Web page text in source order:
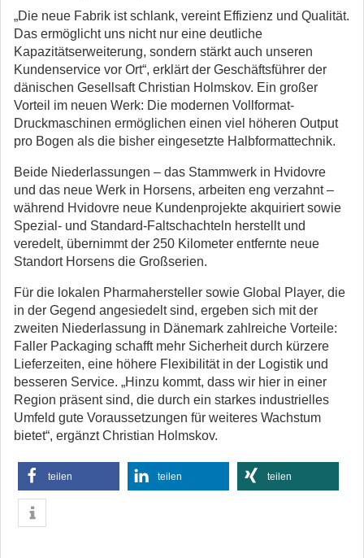
„Die neue Fabrik ist schlank, vereint Effizienz und Qualität.
Das ermöglicht uns nicht nur eine deutliche
Kapazitätserweiterung, sondern stärkt auch unseren
Kundenservice vor Ort“, erklärt der Geschäftsführer der
dänischen Gesellsaft Christian Holmskov. Ein großer
Vorteil im neuen Werk: Die modernen Vollformat-
Druckmaschinen ermöglichen einen viel höheren Output
pro Bogen als die bisher eingesetzte Halbformattechnik.
Beide Niederlassungen – das Stammwerk in Hvidovre
und das neue Werk in Horsens, arbeiten eng verzahnt –
während Hvidovre neue Kundenprojekte akquiriert sowie
Spezial- und Standard-Faltschachteln herstellt und
veredelt, übernimmt der 250 Kilometer entfernte neue
Standort Horsens die Großserien.
Für die lokalen Pharmahersteller sowie Global Player, die
in der Gegend angesiedelt sind, ergeben sich mit der
zweiten Niederlassung in Dänemark zahlreiche Vorteile:
Faller Packaging schafft mehr Sicherheit durch kürzere
Lieferzeiten, eine höhere Flexibilität in der Logistik und
besseren Service. „Hinzu kommt, dass wir hier in einer
Region präsent sind, die durch ein starkes industrielles
Umfeld gute Voraussetzungen für weiteres Wachstum
bietet“, ergänzt Christian Holmskov.
teilen teilen teilen